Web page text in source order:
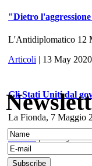
"Dietro
L'Antidiplomatico 12
Articoli | 13 May 2020
Gli Stati Uniti dal
La Fionda, 7 Maggio
Articoli